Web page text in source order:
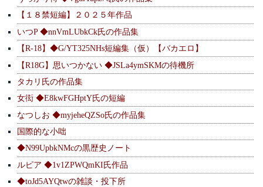
【１８禁短編】２０２５年作品
いつP ◆nnVmLUbkCk氏の作品集
【R-18】◆G/YT325NHs短編集（仮）【バカエロ】
【R18G】思いつかない ◆JSLa4ymSKMの待機所
タカリ氏の作品集
女衒 ◆E8kwFGHptY氏の短編
なつしお ◆myjeheQZSo氏の作品集
国際的な小咄
◆N99UpbkNMcの黒歴史ノート
ルピア ◆1v1ZPWQmKI氏作品
◆toJd5AYQtwの雑談・投下所